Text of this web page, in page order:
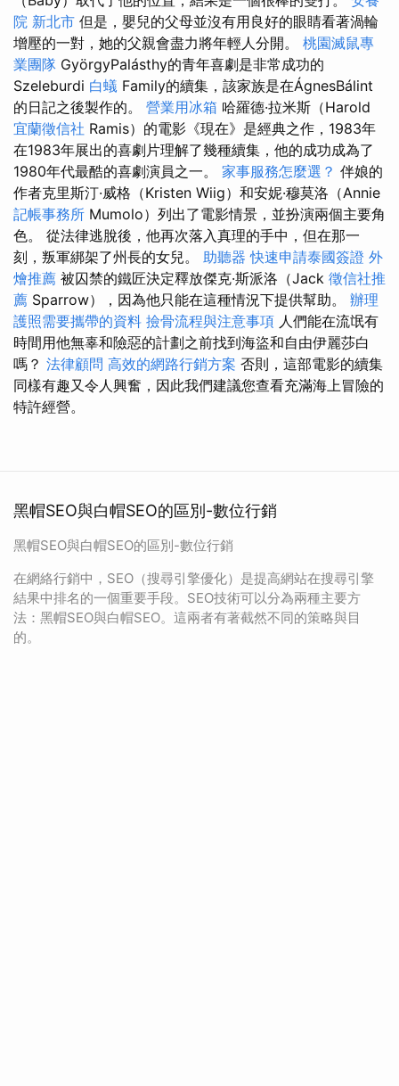
院 新北市 但是，嬰兒的父母並沒有用良好的眼睛看著渦輪
增壓的一對，她的父親會盡力將年輕人分開。 桃園滅鼠專
業團隊 GyörgyPalásthy的青年喜劇是非常成功的
Szeleburdi 白蟻 Family的續集，該家族是在ÁgnesBálint
的日記之後製作的。 營業用冰箱 哈羅德·拉米斯（Harold
宜蘭徵信社 Ramis）的電影《現在》是經典之作，1983年
在1983年展出的喜劇片理解了幾種續集，他的成功成為了
1980年代最酷的喜劇演員之一。 家事服務怎麼選？ 伴娘的
作者克里斯汀·威格（Kristen Wiig）和安妮·穆莫洛（Annie
記帳事務所 Mumolo）列出了電影情景，並扮演兩個主要角
色。 從法律逃脫後，他再次落入真理的手中，但在那一
刻，叛軍綁架了州長的女兒。 助聽器 快速申請泰國簽證 外
燴推薦 被囚禁的鐵匠決定釋放傑克·斯派洛（Jack 徵信社推
薦 Sparrow），因為他只能在這種情況下提供幫助。 辦理
護照需要攜帶的資料 撿骨流程與注意事項 人們能在流氓有
時間用他無辜和險惡的計劃之前找到海盜和自由伊麗莎白
嗎？ 法律顧問 高效的網路行銷方案 否則，這部電影的續集
同樣有趣又令人興奮，因此我們建議您查看充滿海上冒險的
特許經營。
黑帽SEO與白帽SEO的區別-數位行銷
黑帽SEO與白帽SEO的區別-數位行銷
在網絡行銷中，SEO（搜尋引擎優化）是提高網站在搜尋引擎
結果中排名的一個重要手段。SEO技術可以分為兩種主要方
法：黑帽SEO與白帽SEO。這兩者有著截然不同的策略與目
的。